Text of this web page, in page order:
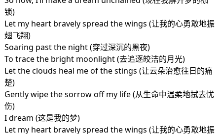
锁)
Let my heart bravely spread the wings (让我的心勇敢地振
翅飞翔)
Soaring past the night (穿过深沉的黑夜)
To trace the bright moonlight (去追逐皎洁的月光)
Let the clouds heal me of the stings (让云朵治愈往日的痛
楚)
Gently wipe the sorrow off my life (从生命中温柔地拭去忧
伤)
I dream (这是我的梦)
Let my heart bravely spread the wings (让我的心勇敢地振